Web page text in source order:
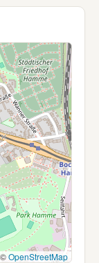
OpenStreetMap